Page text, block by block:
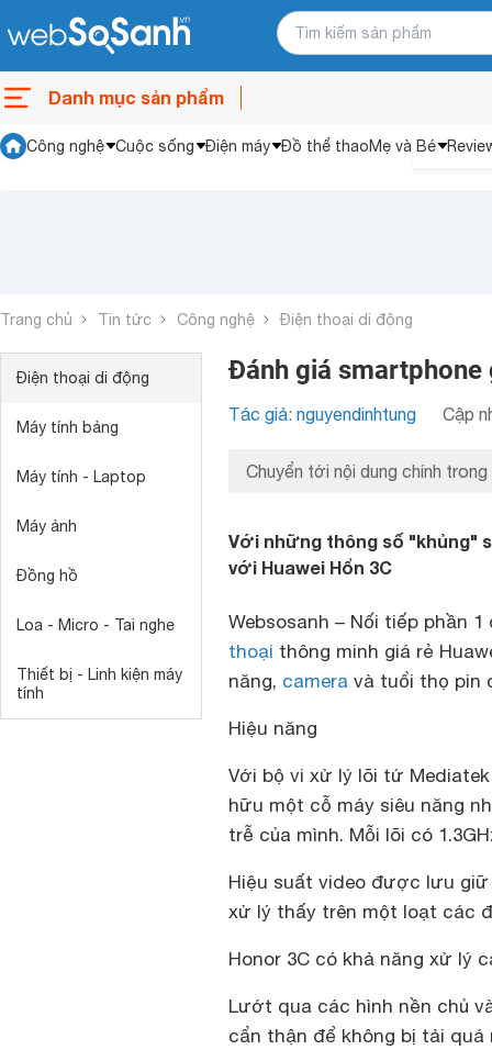
Danh mục sản phẩm
Công nghệ Cuộc sống Điện máy Đồ thể thaoMẹ và Bé
Trang chủ Tin tức Công nghệ Điện thoại di động
Điện thoại di động
Máy tính bảng
Máy tính - Laptop
Máy ảnh
Đồng hồ
Loa - Micro - Tai nghe
Thiết bị - Linh kiện máy
tính
Đánh giá smartphone
Tác giả: nguyendinhtung Cập
Chuyển tới nội dung chính trong
Với những thông số "khủng"
với Huawei Hổn 3C
Websosanh – Nối tiếp phần
thoại thông minh giá rẻ
năng, camera và tuổi thọ pin
Hiệu năng
Với bộ vi xử lý lõi tứ
hữu một cỗ máy siêu năng
trễ của mình. Mỗi lõi có
Hiệu suất video được lưu giữ
xử lý thấy trên một loạt các
Honor 3C có khả năng xử lý
Lướt qua các hình nền chủ
cẩn thận để không bị tải